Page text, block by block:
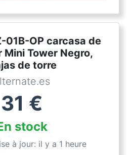
01B-OP carcasa de
Mini Tower Negro,
de torre
31 €
stock
à jour: il y a 1 heure